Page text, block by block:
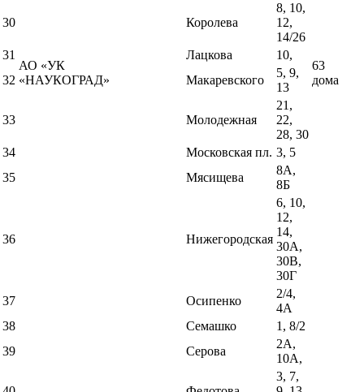
АО «УК
«НАУКОГРАД»
63
дома
30 Королева
8, 10,
12,
14/26
31
Лацкова
10,
32
Макаревского
5, 9,
13
33 Молодежная
21,
22,
28, 30
34
Московская пл. 3, 5
35
Мясищева
8А,
8Б
36 Нижегородская
6, 10,
12,
14,
30А,
30В,
30Г
37
Осипенко
2/4,
4А
38
Семашко
1, 8/2
39
Серова
2А,
10А,
3, 7,